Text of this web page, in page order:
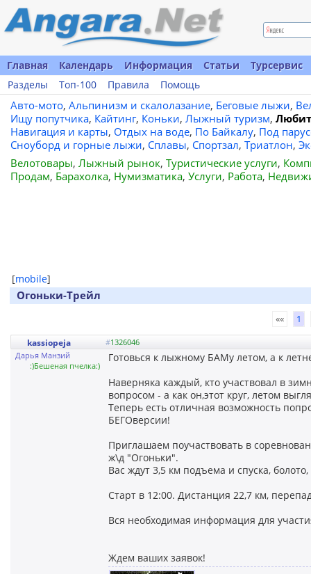
Главная Календарь Информация Статьи
Турсервис
Разделы
Топ-100 Правила Помощь
Авто-мото, Альпинизм и скалолазание, Беговые лыжи,
Ищу попутчика, Кайтинг, Коньки, Лыжный туризм,
Навигация и карты, Отдых на воде, По Байкалу, Под
Сноуборд и горные лыжи, Сплавы, Спортзал, Триатлон,
Велотовары, Лыжный рынок, Туристические услуги,
Продам, Барахолка, Нумизматика, Услуги, Работа,
[mobile]
Огоньки-Трейл
«« 1
kassiopeja #1326046
Дарья Манзий
:)Бешеная пчелка:)
Готовься к лыжному БАМу летом, а к
Наверняка каждый, кто участвовал в
вопросом - а как он,этот круг, летом
Теперь есть отличная возможность
БЕГОверсии!
Приглашаем поучаствовать в
ж\д "Огоньки".
Вас ждут 3,5 км подъема и спуска,
Старт в 12:00. Дистанция 22,7 км,
Вся необходимая информация для
Ждем ваших заявок!